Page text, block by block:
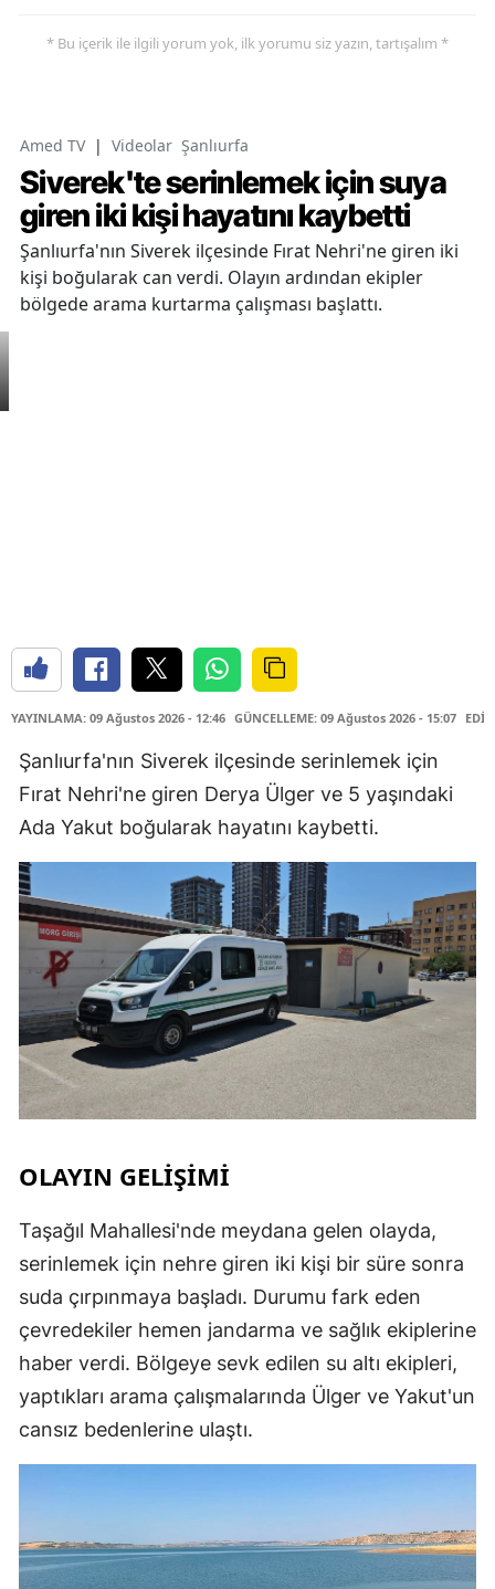
* Bu içerik ile ilgili yorum yok, ilk yorumu siz yazın, tartışalım *
Amed TV | Videolar Şanlıurfa
Siverek'te serinlemek için suya
giren iki kişi hayatını kaybetti
Şanlıurfa'nın Siverek ilçesinde Fırat Nehri'ne giren iki
kişi boğularak can verdi. Olayın ardından ekipler
bölgede arama kurtarma çalışması başlattı.
YAYINLAMA: 09 Ağustos 2026 - 12:46 GÜNCELLEME: 09 Ağustos 2026 - 15:07
Şanlıurfa'nın Siverek ilçesinde serinlemek için
Fırat Nehri'ne giren Derya Ülger ve 5 yaşındaki
Ada Yakut boğularak hayatını kaybetti.
OLAYIN GELİŞİMİ
Taşağıl Mahallesi'nde meydana gelen olayda,
serinlemek için nehre giren iki kişi bir süre sonra
suda çırpınmaya başladı. Durumu fark eden
çevredekiler hemen jandarma ve sağlık ekiplerine
haber verdi. Bölgeye sevk edilen su altı ekipleri,
yaptıkları arama çalışmalarında Ülger ve Yakut'un
cansız bedenlerine ulaştı.